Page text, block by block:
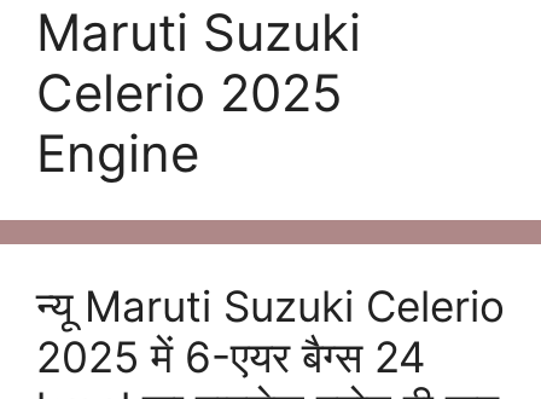
Maruti Suzuki
Celerio 2025
Engine
न्यू Maruti Suzuki Celerio
2025 में 6-एयर बैग्स 24